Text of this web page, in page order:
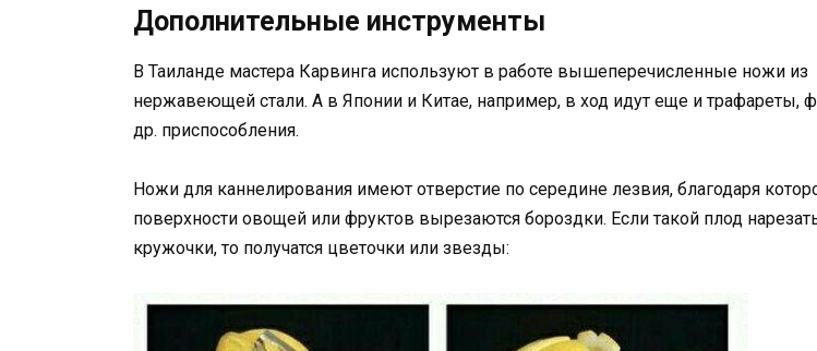
Дополнительные инструменты
В Таиланде мастера Карвинга используют в работе вышеперечисленные ножи из
нержавеющей стали. А в Японии и Китае, например, в ход идут еще и трафареты,
др. приспособления.
Ножи для каннелирования имеют отверстие по середине лезвия, благодаря
поверхности овощей или фруктов вырезаются бороздки. Если такой плод
кружочки, то получатся цветочки или звезды: